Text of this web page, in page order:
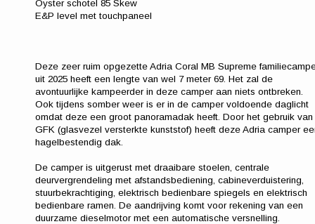
Oyster schotel 85 Skew
E&P level met touchpaneel
Deze zeer ruim opgezette Adria Coral MB Supreme
uit 2025 heeft een lengte van wel 7 meter 69. Het zal de
avontuurlijke kampeerder in deze camper aan niets ontbreken.
Ook tijdens somber weer is er in de camper voldoende daglicht
omdat deze een groot panoramadak heeft. Door het gebruik van
GFK (glasvezel versterkte kunststof) heeft deze Adria camper
hagelbestendig dak.
De camper is uitgerust met draaibare stoelen, centrale
deurvergrendeling met afstandsbediening, cabineverduistering,
stuurbekrachtiging, elektrisch bedienbare spiegels en elektrisch
bedienbare ramen. De aandrijving komt voor rekening van een
duurzame dieselmotor met een automatische versnelling.